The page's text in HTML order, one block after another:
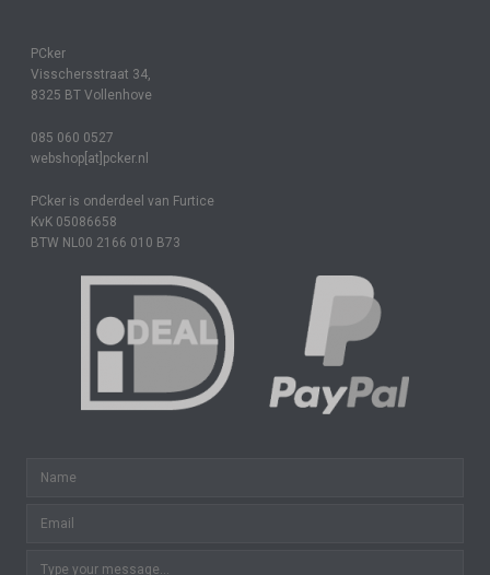
PCker
Visschersstraat 34,
8325 BT Vollenhove
085 060 0527
webshop[at]pcker.nl
PCker is onderdeel van Furtice
KvK 05086658
BTW NL00 2166 010 B73